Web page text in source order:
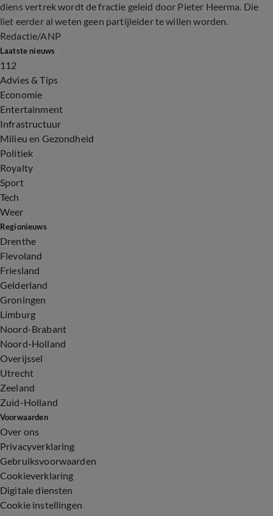
diens vertrek wordt de fractie geleid door Pieter Heerma. Die
liet eerder al weten geen partijleider te willen worden.
Redactie/ANP
Laatste nieuws
112
Advies & Tips
Economie
Entertainment
Infrastructuur
Milieu en Gezondheid
Politiek
Royalty
Sport
Tech
Weer
Regionieuws
Drenthe
Flevoland
Friesland
Gelderland
Groningen
Limburg
Noord-Brabant
Noord-Holland
Overijssel
Utrecht
Zeeland
Zuid-Holland
Voorwaarden
Over ons
Privacyverklaring
Gebruiksvoorwaarden
Cookieverklaring
Digitale diensten
Cookie instellingen